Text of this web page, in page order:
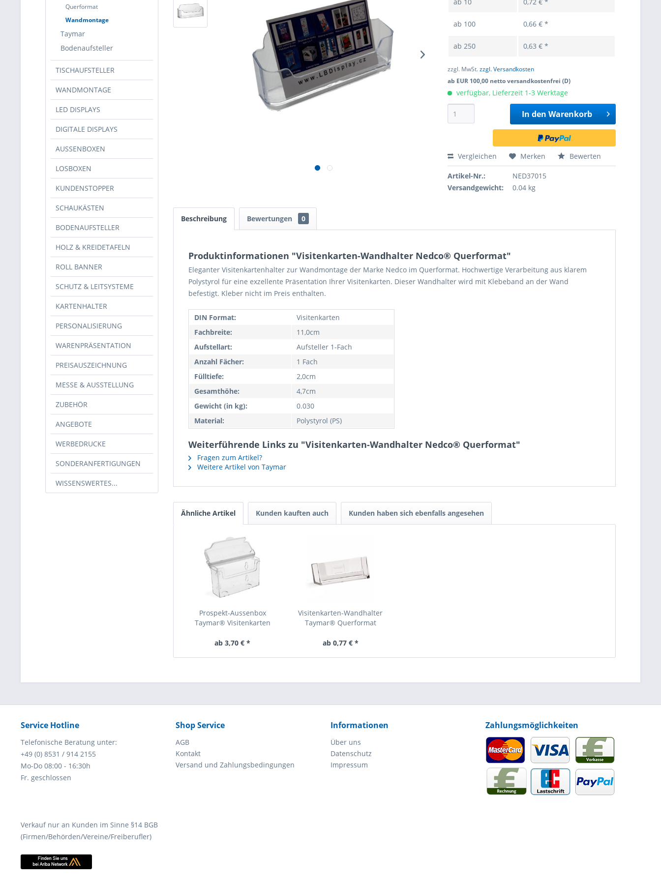
Querformat
Wandmontage
Taymar
Bodenaufsteller
TISCHAUFSTELLER
WANDMONTAGE
LED DISPLAYS
DIGITALE DISPLAYS
AUSSENBOXEN
LOSBOXEN
KUNDENSTOPPER
SCHAUKÄSTEN
BODENAUFSTELLER
HOLZ & KREIDETAFELN
ROLL BANNER
SCHUTZ & LEITSYSTEME
KARTENHALTER
PERSONALISIERUNG
WARENPRÄSENTATION
PREISAUSZEICHNUNG
MESSE & AUSSTELLUNG
ZUBEHÖR
ANGEBOTE
WERBEDRUCKE
SONDERANFERTIGUNGEN
WISSENSWERTES...
ab 100 0,66 € *
ab 250 0,63 € *
zzgl. MwSt.zzgl. Versandkosten
ab EUR 100,00 netto versandkostenfrei (D)
verfügbar, Lieferzeit 1-3 Werktage
In den Warenkorb
Vergleichen Merken Bewerten
Artikel-Nr.:
NED37015
Versandgewicht:
0.04 kg
Beschreibung Bewertungen 0
Produktinformationen "Visitenkarten-Wandhalter Nedco® Querformat"
Eleganter Visitenkartenhalter zur Wandmontage der Marke Nedco im Querformat. Hochwertige Verarbeitung aus klarem
Polystyrol für eine exzellente Präsentation Ihrer Visitenkarten. Dieser Wandhalter wird mit Klebeband an der Wand
befestigt. Kleber nicht im Preis enthalten.
DIN Format:
Visitenkarten
Fachbreite:
11,0cm
Aufstellart:
Aufsteller 1-Fach
Anzahl Fächer:
1 Fach
Fülltiefe:
2,0cm
Gesamthöhe:
4,7cm
Gewicht (in kg):
0.030
Material:
Polystyrol (PS)
Weiterführende Links zu "Visitenkarten-Wandhalter Nedco® Querformat"
Fragen zum Artikel?
Weitere Artikel von Taymar
Ähnliche Artikel Kunden kauften auch Kunden haben sich ebenfalls angesehen
Prospekt-Aussenbox
Taymar® Visitenkarten
ab 3,70 € *
Visitenkarten-Wandhalter
Taymar® Querformat
ab 0,77 € *
Service Hotline
Telefonische Beratung unter:
+49 (0) 8531 / 914 2155
Mo-Do 08:00 - 16:30h
Fr. geschlossen
Verkauf nur an Kunden im Sinne §14 BGB
(Firmen/Behörden/Vereine/Freiberufler)
Shop Service
AGB
Kontakt
Versand und Zahlungsbedingungen
Informationen
Über uns
Datenschutz
Impressum
Zahlungsmöglichkeiten